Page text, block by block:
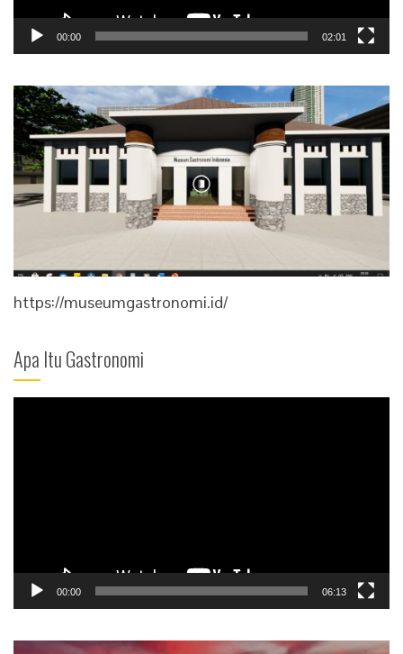
00:00 02:01
https://museumgastronomi.id/
Apa Itu Gastronomi
00:00 06:13